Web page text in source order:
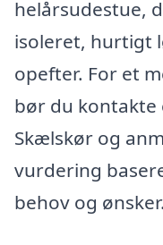
helårsudestue,
isoleret, hurtigt
opefter. For et
bør du
Skælskør og
vurdering
behov og ønsker.